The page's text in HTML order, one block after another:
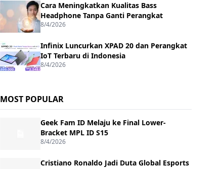
Cara Meningkatkan Kualitas Bass
Headphone Tanpa Ganti Perangkat
8/4/2026
Infinix Luncurkan XPAD 20 dan Perangkat
IoT Terbaru di Indonesia
8/4/2026
MOST POPULAR
Geek Fam ID Melaju ke Final Lower-
Bracket MPL ID S15
8/4/2026
Cristiano Ronaldo Jadi Duta Global Esports